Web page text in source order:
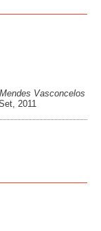
Vasconcelos
2011